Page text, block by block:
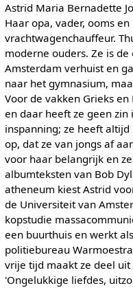
Astrid Maria Bernadette
Haar opa, vader, ooms
vrachtwagenchauffeur.
moderne ouders. Ze is
Amsterdam verhuist en
naar het gymnasium,
Voor de vakken Grieks
en daar heeft ze geen
inspanning; ze heeft
op, dat ze van jongs af
voor haar belangrijk en
albumteksten van Bob
atheneum kiest Astrid
de Universiteit van
kopstudie
een buurthuis en werkt
politiebureau
vrije tijd maakt ze deel
'Ongelukkige liefdes,